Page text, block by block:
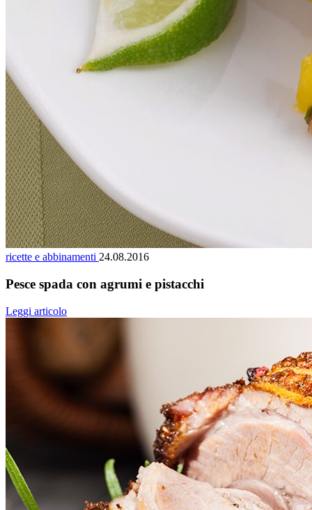
ricette e abbinamenti 24.08.2016
Pesce spada con agrumi e pistacchi
Leggi articolo